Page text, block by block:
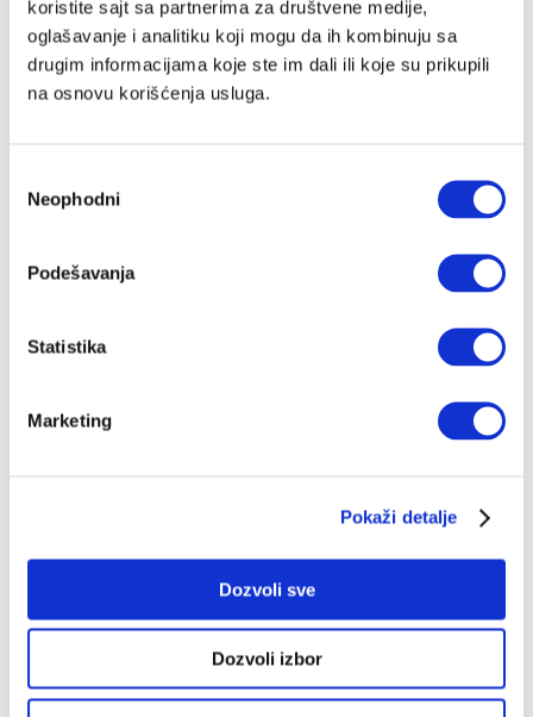
koristite sajt sa partnerima za društvene medije,
oglašavanje i analitiku koji mogu da ih kombinuju sa
drugim informacijama koje ste im dali ili koje su prikupili
na osnovu korišćenja usluga.
сагласности
Neophodni
Podešavanja
Statistika
Marketing
Pokaži detalje
Dozvoli sve
Dozvoli izbor